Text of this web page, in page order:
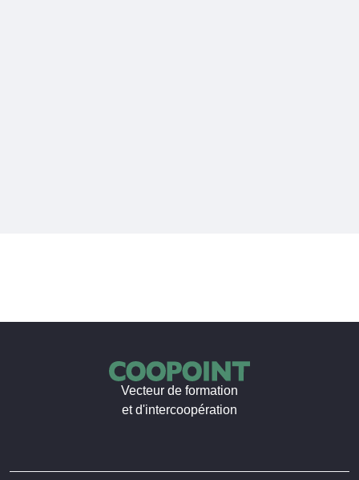
Vecteur de formation
et d'intercoopération